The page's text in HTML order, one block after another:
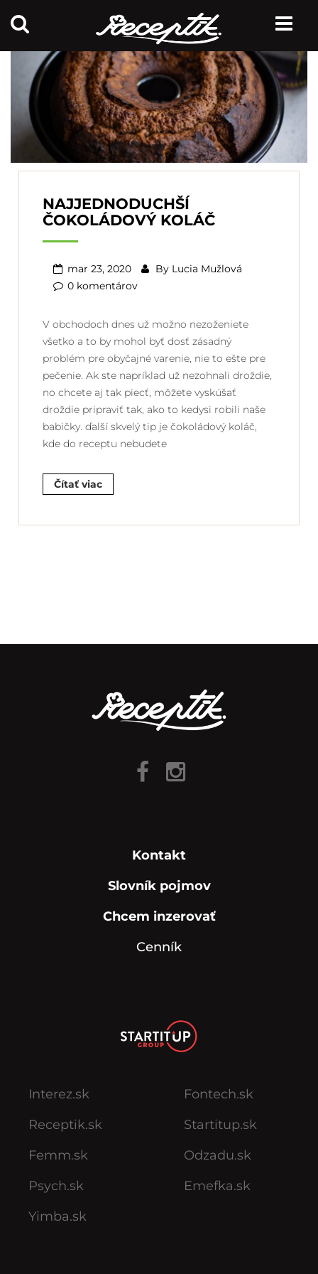
NAJJEDNODUCHŠÍ
ČOKOLÁDOVÝ KOLÁČ
mar 23, 2020 By Lucia Mužlová
0 komentárov
V obchodoch dnes už možno nezoženiete
všetko a to by mohol byť dosť zásadný
problém pre obyčajné varenie, nie to ešte pre
pečenie. Ak ste napríklad už nezohnali droždie,
no chcete aj tak piecť, môžete vyskúšať
droždie pripraviť tak, ako to kedysi robili naše
babičky. ďalší skvelý tip je čokoládový koláč,
kde do receptu nebudete
Čítať viac
Kontakt
Slovník pojmov
Chcem inzerovať
Cenník
Interez.sk
Receptik.sk
Femm.sk
Psych.sk
Yimba.sk
Fontech.sk
Startitup.sk
Odzadu.sk
Emefka.sk